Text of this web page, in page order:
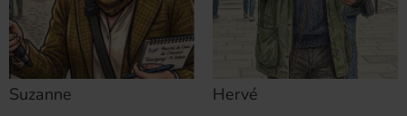
Suzanne Hervé